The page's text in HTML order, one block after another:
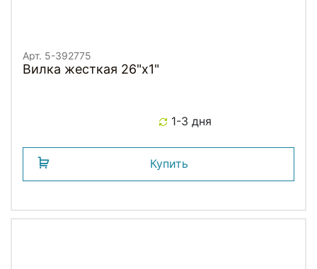
Арт. 5-392775
Вилка жесткая 26"х1"
1-3 дня
Купить